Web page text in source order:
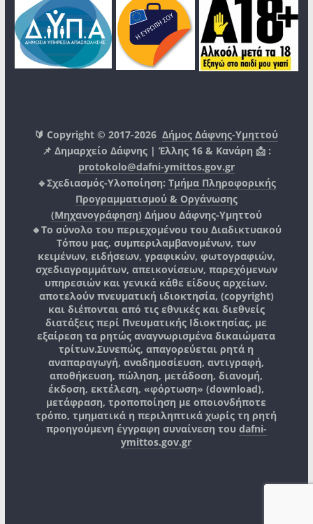
🔰 Copyright © 2017-2026Δήμος Δάφνης-Υμηττού
📌 Δημαρχείο Δάφνης | Έλλης 16 & Κανάρη 📩 :
protokolo@dafni-ymittos.gov.gr
🔹Σχεδιασμός-Υλοποίηση: Τμήμα Πληροφορικής
Προγραμματισμού & Οργάνωσης
(Μηχανογράφηση) Δήμου Δάφνης-Υμηττού
🔸Το σύνολο του περιεχομένου του Διαδικτυακού
Τόπου μας, συμπεριλαμβανομένων, των
κειμένων, ειδήσεων, γραφικών, φωτογραφιών,
σχεδιαγραμμάτων, απεικονίσεων, παρεχόμενων
υπηρεσιών και γενικά κάθε είδους αρχείων,
αποτελούν πνευματική ιδιοκτησία, (copyright)
και διέπονται από τις εθνικές και διεθνείς
διατάξεις περί Πνευματικής Ιδιοκτησίας, με
εξαίρεση τα ρητώς αναγνωρισμένα δικαιώματα
τρίτων.Συνεπώς, απαγορεύεται ρητά η
αναπαραγωγή, αναδημοσίευση, αντιγραφή,
αποθήκευση, πώληση, μετάδοση, διανομή,
έκδοση, εκτέλεση, «φόρτωση» (download),
μετάφραση, τροποποίηση με οποιονδήποτε
τρόπο, τμηματικά η περιληπτικά χωρίς τη ρητή
προηγούμενη έγγραφη συναίνεση του dafni-
ymittos.gov.gr